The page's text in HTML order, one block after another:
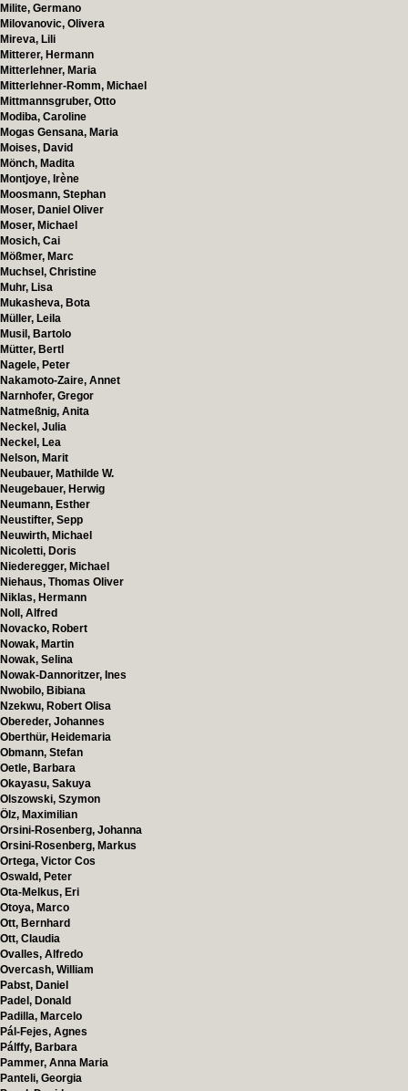
Milite, Germano
Milovanovic, Olivera
Mireva, Lili
Mitterer, Hermann
Mitterlehner, Maria
Mitterlehner-Romm, Michael
Mittmannsgruber, Otto
Modiba, Caroline
Mogas Gensana, Maria
Moises, David
Mönch, Madita
Montjoye, Irène
Moosmann, Stephan
Moser, Daniel Oliver
Moser, Michael
Mosich, Cai
Mößmer, Marc
Muchsel, Christine
Muhr, Lisa
Mukasheva, Bota
Müller, Leila
Musil, Bartolo
Mütter, Bertl
Nagele, Peter
Nakamoto-Zaire, Annet
Narnhofer, Gregor
Natmeßnig, Anita
Neckel, Julia
Neckel, Lea
Nelson, Marit
Neubauer, Mathilde W.
Neugebauer, Herwig
Neumann, Esther
Neustifter, Sepp
Neuwirth, Michael
Nicoletti, Doris
Niederegger, Michael
Niehaus, Thomas Oliver
Niklas, Hermann
Noll, Alfred
Novacko, Robert
Nowak, Martin
Nowak, Selina
Nowak-Dannoritzer, Ines
Nwobilo, Bibiana
Nzekwu, Robert Olisa
Obereder, Johannes
Oberthür, Heidemaria
Obmann, Stefan
Oetle, Barbara
Okayasu, Sakuya
Olszowski, Szymon
Ölz, Maximilian
Orsini-Rosenberg, Johanna
Orsini-Rosenberg, Markus
Ortega, Victor Cos
Oswald, Peter
Ota-Melkus, Eri
Otoya, Marco
Ott, Bernhard
Ott, Claudia
Ovalles, Alfredo
Overcash, William
Pabst, Daniel
Padel, Donald
Padilla, Marcelo
Pál-Fejes, Agnes
Pálffy, Barbara
Pammer, Anna Maria
Panteli, Georgia